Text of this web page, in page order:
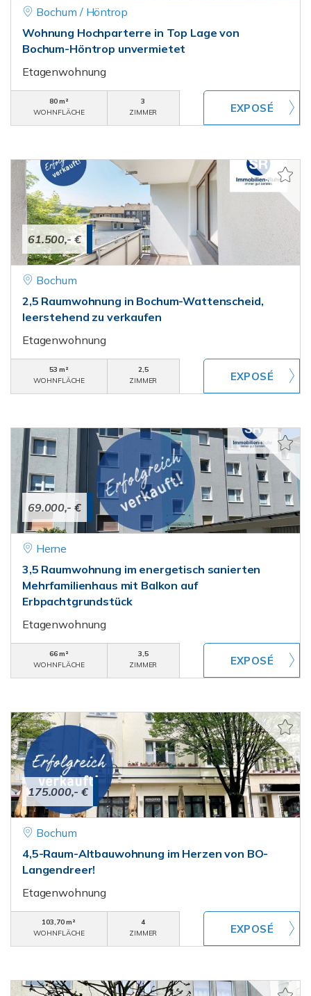
Bochum / Höntrop
Wohnung Hochparterre in Top Lage von
Bochum-Höntrop unvermietet
Etagenwohnung
80 m²
WOHNFLÄCHE
3
ZIMMER
61.500,- €
Bochum
2,5 Raumwohnung in Bochum-Wattenscheid,
leerstehend zu verkaufen
Etagenwohnung
53 m²
WOHNFLÄCHE
2,5
ZIMMER
69.000,- €
Herne
3,5 Raumwohnung im energetisch sanierten
Mehrfamilienhaus mit Balkon auf
Erbpachtgrundstück
Etagenwohnung
66 m²
WOHNFLÄCHE
3,5
ZIMMER
175.000,- €
Bochum
4,5-Raum-Altbauwohnung im Herzen von BO-
Langendreer!
Etagenwohnung
103,70 m²
WOHNFLÄCHE
4
ZIMMER